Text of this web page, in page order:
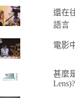
還在
語言
電影
甚麼
Lens)?